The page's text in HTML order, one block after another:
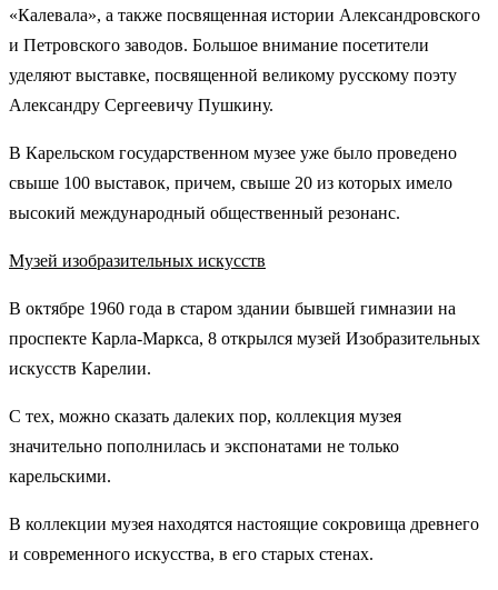
«Калевала», а также посвященная истории Александровского
и Петровского заводов. Большое внимание посетители
уделяют выставке, посвященной великому русскому поэту
Александру Сергеевичу Пушкину.
В Карельском государственном музее уже было проведено
свыше 100 выставок, причем, свыше 20 из которых имело
высокий международный общественный резонанс.
Музей изобразительных искусств
В октябре 1960 года в старом здании бывшей гимназии на
проспекте Карла-Маркса, 8 открылся музей Изобразительных
искусств Карелии.
С тех, можно сказать далеких пор, коллекция музея
значительно пополнилась и экспонатами не только
карельскими.
В коллекции музея находятся настоящие сокровища древнего
и современного искусства, в его старых стенах.